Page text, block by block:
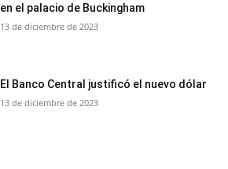
en el palacio de Buckingham
13 de diciembre de 2023
El Banco Central justificó el nuevo dólar
13 de diciembre de 2023